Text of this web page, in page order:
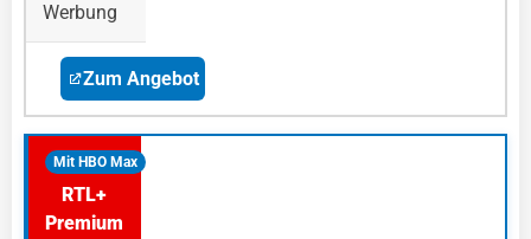
Werbung
Zum Angebot
Mit HBO Max
RTL+
Premium